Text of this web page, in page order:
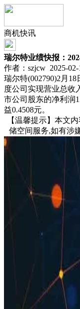
商机快讯
瑞尔特业绩快报：
作者：szjcw 2025-
瑞尔特(002790)2月
度公司实现营业总收
市公司股东的净利润
益0.4508元。
【温馨提示】本文
储空间服务,如有涉